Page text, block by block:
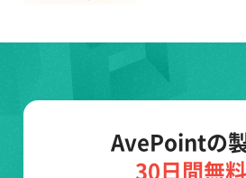
AvePointの
30日間無